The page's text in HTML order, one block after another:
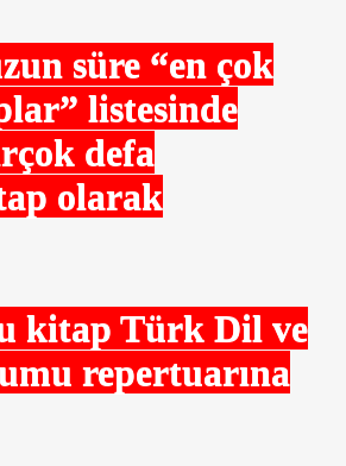
süre “en çok
listesinde
defa
olarak
kitap Türk Dil ve
repertuarına